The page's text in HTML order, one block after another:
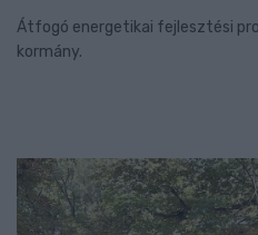
Átfogó energetikai fejlesztési
kormány.